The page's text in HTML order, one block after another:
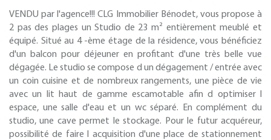
VENDU par l'agence!!! CLG Immobilier Bénodet, vous propose à
2 pas des plages un Studio de 23 m² entièrement meublé et
équipé. Situé au 4 -ème étage de la résidence, vous bénéficiez
d'un balcon pour déjeuner en profitant d'une très belle vue
dégagée. Le studio se compose d un dégagement / entrée avec
un coin cuisine et de nombreux rangements, une pièce de vie
avec un lit haut de gamme escamotable afin d optimiser l
espace, une salle d'eau et un wc séparé. En complément du
studio, une cave permet le stockage. Pour le futur acquéreur,
possibilité de faire l acquisition d'une place de stationnement